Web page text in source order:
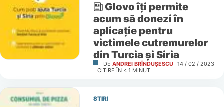
Glovo îți permite
acum să donezi în
aplicație pentru
victimele cutremurelor
din Turcia și Siria
DE ANDREI BRÎNDUȘESCU 14 / 02 / 2023
CITIRE ÎN < 1 MINUT
STIRI